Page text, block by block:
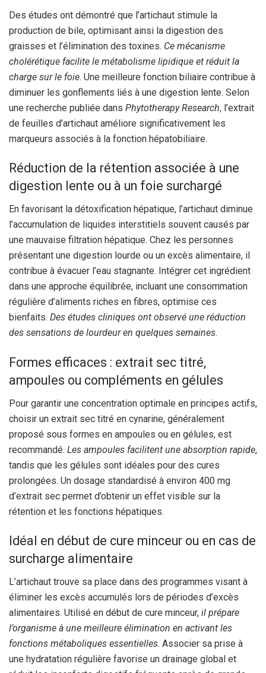
Des études ont démontré que l’artichaut stimule la
production de bile, optimisant ainsi la digestion des
graisses et l’élimination des toxines. Ce mécanisme
cholérétique facilite le métabolisme lipidique et réduit la
charge sur le foie. Une meilleure fonction biliaire contribue à
diminuer les gonflements liés à une digestion lente. Selon
une recherche publiée dans Phytotherapy Research, l’extrait
de feuilles d’artichaut améliore significativement les
marqueurs associés à la fonction hépatobiliaire.
Réduction de la rétention associée à une
digestion lente ou à un foie surchargé
En favorisant la détoxification hépatique, l’artichaut diminue
l’accumulation de liquides interstitiels souvent causés par
une mauvaise filtration hépatique. Chez les personnes
présentant une digestion lourde ou un excès alimentaire, il
contribue à évacuer l’eau stagnante. Intégrer cet ingrédient
dans une approche équilibrée, incluant une consommation
régulière d’aliments riches en fibres, optimise ces
bienfaits. Des études cliniques ont observé une réduction
des sensations de lourdeur en quelques semaines.
Formes efficaces : extrait sec titré,
ampoules ou compléments en gélules
Pour garantir une concentration optimale en principes actifs,
choisir un extrait sec titré en cynarine, généralement
proposé sous formes en ampoules ou en gélules, est
recommandé. Les ampoules facilitent une absorption rapide,
tandis que les gélules sont idéales pour des cures
prolongées. Un dosage standardisé à environ 400 mg
d’extrait sec permet d’obtenir un effet visible sur la
rétention et les fonctions hépatiques.
Idéal en début de cure minceur ou en cas de
surcharge alimentaire
L’artichaut trouve sa place dans des programmes visant à
éliminer les excès accumulés lors de périodes d’excès
alimentaires. Utilisé en début de cure minceur, il prépare
l’organisme à une meilleure élimination en activant les
fonctions métaboliques essentielles. Associer sa prise à
une hydratation régulière favorise un drainage global et